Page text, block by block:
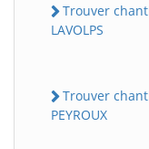
Trouver
LAVOLPS
Trouver
PEYROUX